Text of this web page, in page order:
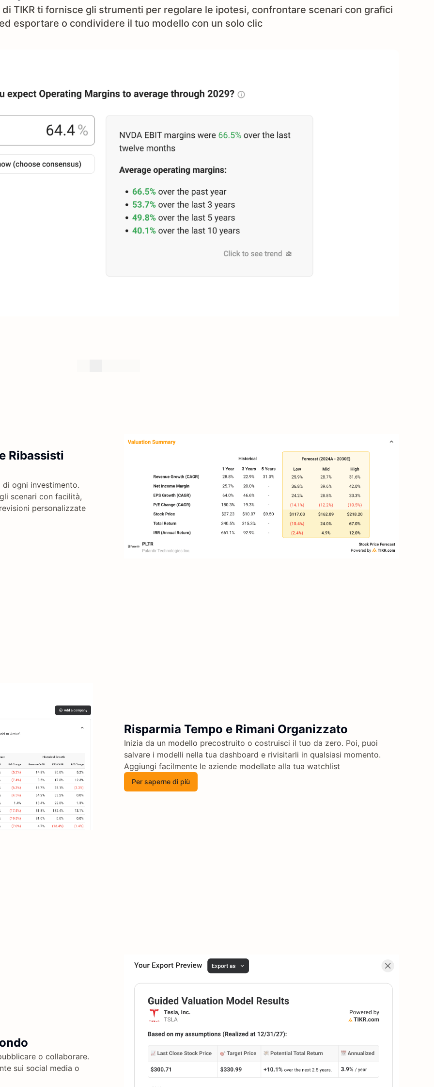
TIKR ti fornisce gli strumenti per regolare le ipotesi, confrontare scenari con grafici
esportare o condividere il tuo modello con un solo clic
Ribassisti
ogni investimento.
scenari con facilità,
personalizzate
Risparmia Tempo e Rimani Organizzato
Inizia da un modello precostruito o costruisci il tuo da zero. Poi, puoi
salvare i modelli nella tua dashboard e rivisitarli in qualsiasi momento.
Aggiungi facilmente le aziende modellate alla tua watchlist
Per saperne di più
o collaborare.
sui social media o